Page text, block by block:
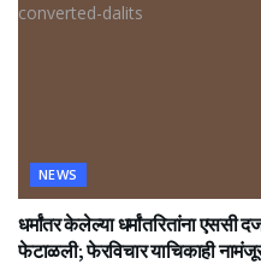
NEWS
धर्मांतर केलेल्या धर्मांतरितांना एससी
फेटाळली; फेरविचार याचिकाही